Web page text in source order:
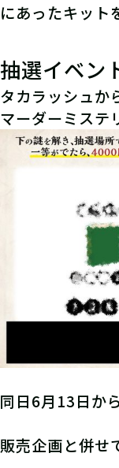
にあったキット
抽選イベン
タカラッシュか
マーダーミステ
同日6月13日か
販売企画と併せ